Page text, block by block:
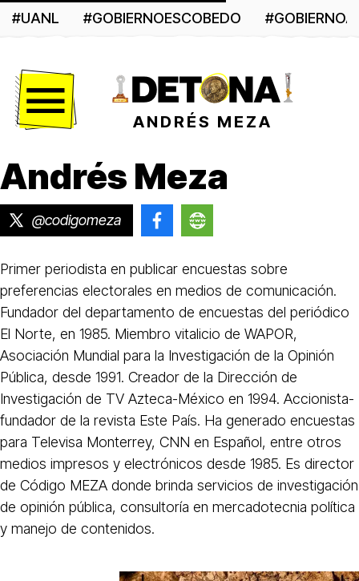
#UANL #GOBIERNOESCOBEDO
ANDRÉS MEZA
Andrés Meza
@codigomeza @republicameza
Primer periodista en publicar encuestas sobre
preferencias electorales en medios de comunicación.
Fundador del departamento de encuestas del periódico
El Norte, en 1985. Miembro vitalicio de WAPOR,
Asociación Mundial para la Investigación de la Opinión
Pública, desde 1991. Creador de la Dirección de
Investigación de TV Azteca-México en 1994. Accionista-
fundador de la revista Este País. Ha generado encuestas
para Televisa Monterrey, CNN en Español, entre otros
medios impresos y electrónicos desde 1985. Es director
de Código MEZA donde brinda servicios de investigación
de opinión pública, consultoría en mercadotecnia política
y manejo de contenidos.